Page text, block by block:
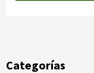
Categorías